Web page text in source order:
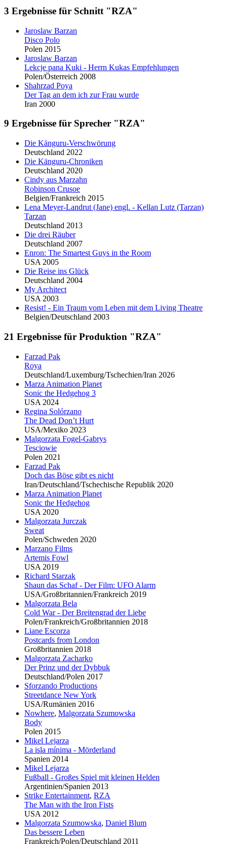
3 Ergebnisse für Schnitt "RZA"
Jaroslaw Barzan
Disco Polo
Polen 2015
Jaroslaw Barzan
Lekcje pana Kuki - Herrn Kukas Empfehlungen
Polen/Österreich 2008
Shahrzad Poya
Der Tag an dem ich zur Frau wurde
Iran 2000
9 Ergebnisse für Sprecher "RZA"
Die Känguru-Verschwörung
Deutschland 2022
Die Känguru-Chroniken
Deutschland 2020
Cindy aus Marzahn
Robinson Crusoe
Belgien/Frankreich 2015
Lena Meyer-Landrut (Jane) engl. - Kellan Lutz (Tarzan)
Tarzan
Deutschland 2013
Die drei Räuber
Deutschland 2007
Enron: The Smartest Guys in the Room
USA 2005
Die Reise ins Glück
Deutschland 2004
My Architect
USA 2003
Resist! - Ein Traum vom Leben mit dem Living Theatre
Belgien/Deutschland 2003
21 Ergebnisse für Produktion "RZA"
Farzad Pak
Roya
Deutschland/Luxemburg/Tschechien/Iran 2026
Marza Animation Planet
Sonic the Hedgehog 3
USA 2024
Regina Solórzano
The Dead Don’t Hurt
USA/Mexiko 2023
Malgorzata Fogel-Gabrys
Tesciowie
Polen 2021
Farzad Pak
Doch das Böse gibt es nicht
Iran/Deutschland/Tschechische Republik 2020
Marza Animation Planet
Sonic the Hedgehog
USA 2020
Malgorzata Jurczak
Sweat
Polen/Schweden 2020
Marzano Films
Artemis Fowl
USA 2019
Richard Starzak
Shaun das Schaf - Der Film: UFO Alarm
USA/Großbritannien/Frankreich 2019
Malgorzata Bela
Cold War - Der Breitengrad der Liebe
Polen/Frankreich/Großbritannien 2018
Liane Escorza
Postcards from London
Großbritannien 2018
Malgorzata Zacharko
Der Prinz und der Dybbuk
Deutschland/Polen 2017
Sforzando Productions
Streetdance New York
USA/Rumänien 2016
Nowhere, Malgorzata Szumowska
Body
Polen 2015
Mikel Lejarza
La isla mínima - Mörderland
Spanien 2014
Mikel Lejarza
Fußball - Großes Spiel mit kleinen Helden
Argentinien/Spanien 2013
Strike Entertainment, RZA
The Man with the Iron Fists
USA 2012
Malgorzata Szumowska, Daniel Blum
Das bessere Leben
Frankreich/Polen/Deutschland 2011